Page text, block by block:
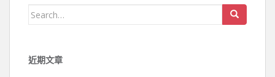
Search
近期文章